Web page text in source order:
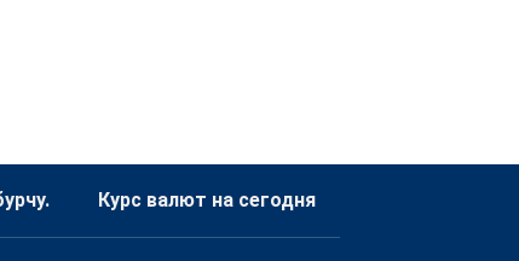
Курс валют на сегодня